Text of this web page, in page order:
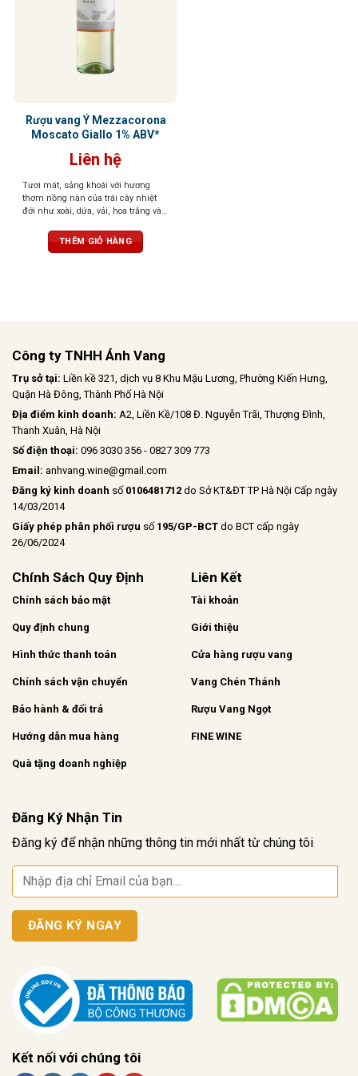
Rượu vang Ý Mezzacorona
Moscato Giallo 1% ABV*
Liên hệ
Tươi mát, sảng khoái với hương
thơm nồng nàn của trái cây nhiệt
đới như xoài, dứa, vải, hoa trắng và
dài với dư vị trái cây ngọt ngào
THÊM GIỎ HÀNG
Công ty TNHH Ánh Vang
Trụ sở tại: Liền kề 321, dịch vụ 8 Khu Mậu Lương, Phường Kiến Hưng,
Quận Hà Đông, Thành Phố Hà Nội
Địa điểm kinh doanh: A2, Liền Kề/108 Đ. Nguyễn Trãi, Thượng Đình,
Thanh Xuân, Hà Nội
Số điện thoại: 096 3030 356 - 0827 309 773
Email: anhvang.wine@gmail.com
Đăng ký kinh doanh số 0106481712 do Sở KT&ĐT TP Hà Nội Cấp ngày
14/03/2014
Giấy phép phân phối rượu số 195/GP-BCT do BCT cấp ngày
26/06/2024
Chính Sách Quy Định
Chính sách bảo mật
Quy định chung
Hình thức thanh toán
Chính sách vận chuyển
Bảo hành & đổi trả
Hướng dẫn mua hàng
Quà tặng doanh nghiệp
Liên Kết
Tài khoản
Giới thiệu
Cửa hàng rượu vang
Vang Chén Thánh
Rượu Vang Ngọt
FINE WINE
Đăng Ký Nhận Tin
Đăng ký để nhận những thông tin mới nhất từ chúng tôi
Kết nối với chúng tôi